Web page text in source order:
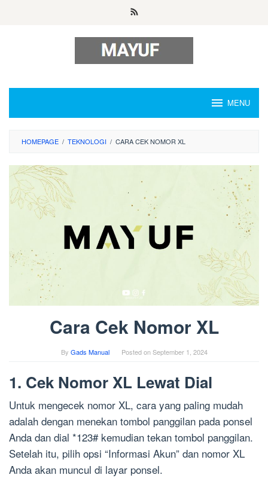
MENU
HOMEPAGE / TEKNOLOGI / CARA CEK NOMOR XL
Cara Cek Nomor XL
By Gads Manual Posted onSeptember 1, 2024
1. Cek Nomor XL Lewat Dial
Untuk mengecek nomor XL, cara yang paling mudah
adalah dengan menekan tombol panggilan pada ponsel
Anda dan dial *123# kemudian tekan tombol panggilan.
Setelah itu, pilih opsi “Informasi Akun” dan nomor XL
Anda akan muncul di layar ponsel.